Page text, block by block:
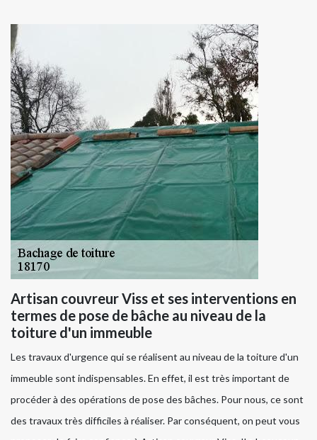
Artisan couvreur Viss et ses interventions en
termes de pose de bâche au niveau de la
toiture d'un immeuble
Les travaux d'urgence qui se réalisent au niveau de la toiture d'un
immeuble sont indispensables. En effet, il est très important de
procéder à des opérations de pose des bâches. Pour nous, ce sont
des travaux très difficiles à réaliser. Par conséquent, on peut vous